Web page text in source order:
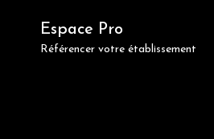
Espace Pro
Référencer votre établissement